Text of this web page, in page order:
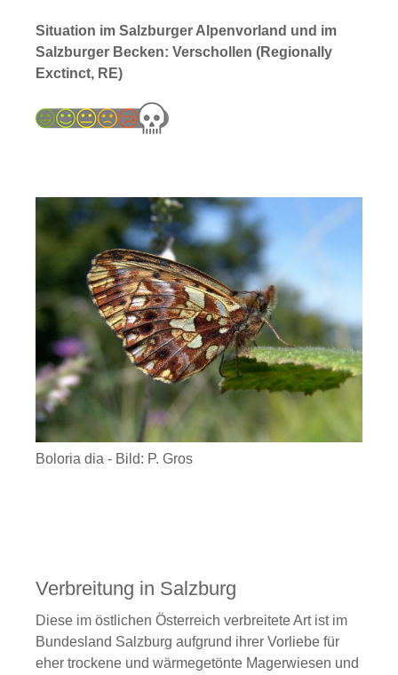
Situation im Salzburger Alpenvorland und im
Salzburger Becken: Verschollen (Regionally
Exctinct, RE)
Boloria dia - Bild: P. Gros
Verbreitung in Salzburg
Diese im östlichen Österreich verbreitete Art ist im
Bundesland Salzburg aufgrund ihrer Vorliebe für
eher trockene und wärmegetönte Magerwiesen und